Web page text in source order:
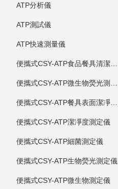
ATP分析儀
ATP測試儀
ATP快速測量儀
便攜式CSY-ATP潔凈度測定儀
便攜式CSY-ATP細菌測定儀
便攜式CSY-ATP生物熒光測定儀
便攜式CSY-ATP微生物測定儀